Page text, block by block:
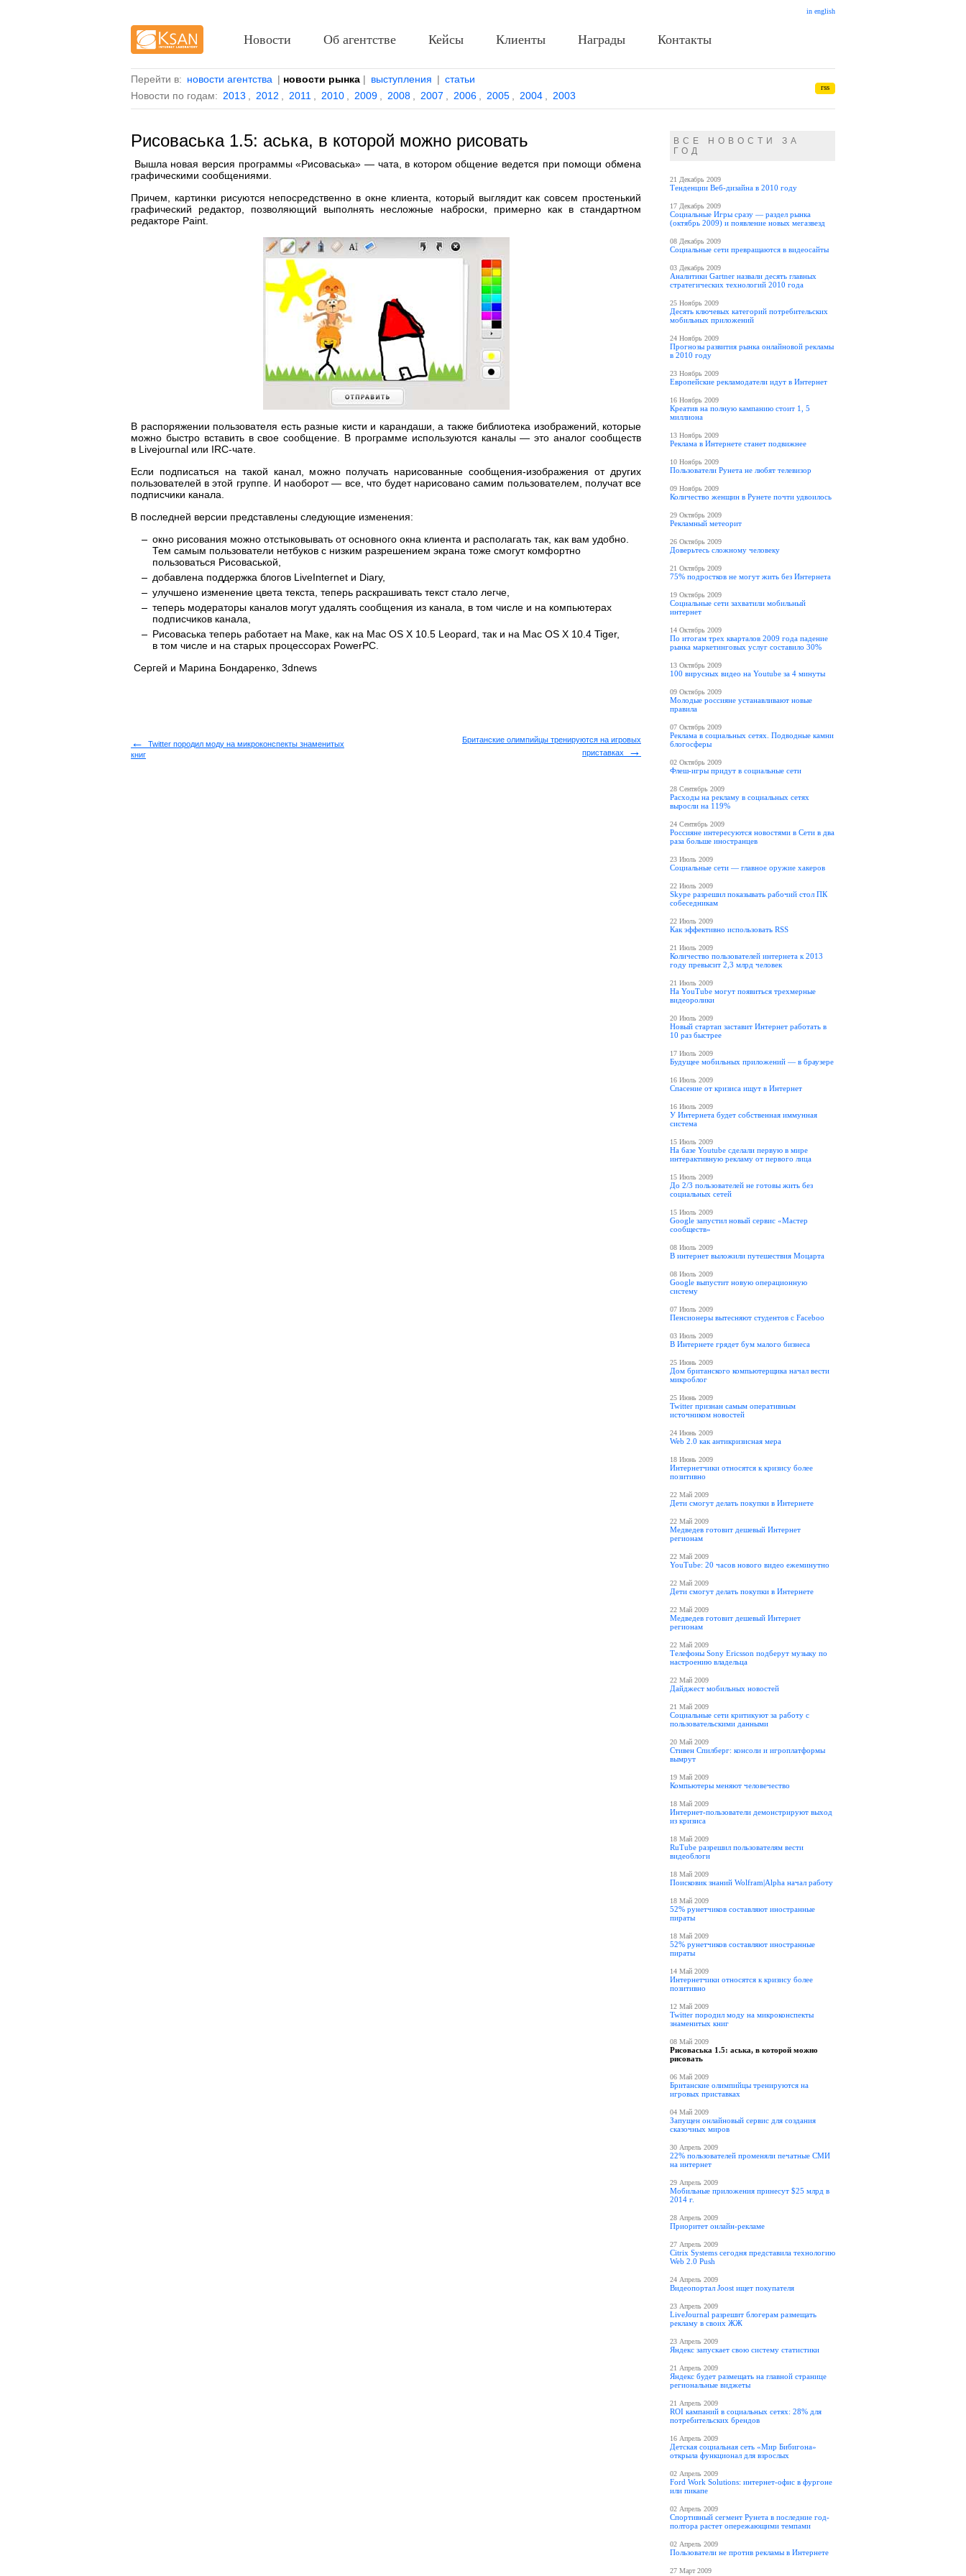
Перейти в: новости агентства | новости рынка | выступления | статьи
Новости по годам: 2013 2012 2011 2010 2009 2008 2007 2006 2005 2004 2003
rss
Рисоваська 1.5: аська, в которой можно рисовать
Вышла новая версия программы «Рисоваська» — чата, в котором общение ведется при помощи обмена
графическими сообщениями.
Причем, картинки рисуются непосредственно в окне клиента, который выглядит как совсем простенький
графический редактор, позволяющий выполнять несложные наброски, примерно как в стандартном
редакторе Paint.
В распоряжении пользователя есть разные кисти и карандаши, а также библиотека изображений, которые
можно быстро вставить в свое сообщение. В программе используются каналы — это аналог сообществ
в Livejournal или IRC-чате.
Если подписаться на такой канал, можно получать нарисованные сообщения-изображения от других
пользователей в этой группе. И наоборот — все, что будет нарисовано самим пользователем, получат все
подписчики канала.
В последней версии представлены следующие изменения:
окно рисования можно отстыковывать от основного окна клиента и располагать так, как вам удобно.
Тем самым пользователи нетбуков с низким разрешением экрана тоже смогут комфортно
пользоваться Рисоваськой,
добавлена поддержка блогов LiveInternet и Diary,
улучшено изменение цвета текста, теперь раскрашивать текст стало легче,
теперь модераторы каналов могут удалять сообщения из канала, в том числе и на компьютерах
подписчиков канала,
Рисоваська теперь работает на Маке, как на Mac OS X 10.5 Leopard, так и на Mac OS X 10.4 Tiger,
в том числе и на старых процессорах PowerPC.
Сергей и Марина Бондаренко, 3dnews
←
Twitter породил моду на микроконспекты знаменитых
книг
Британские олимпийцы тренируются на игровых
приставках
→
ВСЕ НОВОСТИ ЗА
ГОД
21 Декабрь 2009
Тенденции Веб-дизайна в 2010 году
17 Декабрь 2009
Социальные Игры сразу — раздел рынка
(октябрь 2009) и появление новых мегазвезд
08 Декабрь 2009
Социальные сети превращаются в видеосайты
03 Декабрь 2009
Аналитики Gartner назвали десять главных
стратегических технологий 2010 года
25 Ноябрь 2009
Десять ключевых категорий потребительских
мобильных приложений
24 Ноябрь 2009
Прогнозы развития рынка онлайновой рекламы
в 2010 году
23 Ноябрь 2009
Европейские рекламодатели идут в Интернет
16 Ноябрь 2009
Креатив на полную кампанию стоит 1, 5
миллиона
13 Ноябрь 2009
Реклама в Интернете станет подвижнее
10 Ноябрь 2009
Пользователи Рунета не любят телевизор
09 Ноябрь 2009
Количество женщин в Рунете почти удвоилось
29 Октябрь 2009
Рекламный метеорит
26 Октябрь 2009
Доверьтесь сложному человеку
21 Октябрь 2009
75% подростков не могут жить без Интернета
19 Октябрь 2009
Социальные сети захватили мобильный
интернет
14 Октябрь 2009
По итогам трех кварталов 2009 года падение
рынка маркетинговых услуг составило 30%
13 Октябрь 2009
100 вирусных видео на Youtube за 4 минуты
09 Октябрь 2009
Молодые россияне устанавливают новые
правила
07 Октябрь 2009
Реклама в социальных сетях. Подводные камни
блогосферы
02 Октябрь 2009
Флеш-игры придут в социальные сети
28 Сентябрь 2009
Расходы на рекламу в социальных сетях
выросли на 119%
24 Сентябрь 2009
Россияне интересуются новостями в Сети в два
раза больше иностранцев
23 Июль 2009
Социальные сети — главное оружие хакеров
22 Июль 2009
Skype разрешил показывать рабочий стол ПК
собеседникам
22 Июль 2009
Как эффективно использовать RSS
21 Июль 2009
Количество пользователей интернета к 2013
году превысит 2,3 млрд человек
21 Июль 2009
На YouTube могут появиться трехмерные
видеоролики
20 Июль 2009
Новый стартап заставит Интернет работать в
10 раз быстрее
17 Июль 2009
Будущее мобильных приложений — в браузере
16 Июль 2009
Спасение от кризиса ищут в Интернет
16 Июль 2009
У Интернета будет собственная иммунная
система
15 Июль 2009
На базе Youtube сделали первую в мире
интерактивную рекламу от первого лица
15 Июль 2009
До 2/3 пользователей не готовы жить без
социальных сетей
15 Июль 2009
Google запустил новый сервис «Мастер
сообществ»
08 Июль 2009
В интернет выложили путешествия Моцарта
08 Июль 2009
Google выпустит новую операционную
систему
07 Июль 2009
Пенсионеры вытесняют студентов с Faceboo
03 Июль 2009
В Интернете грядет бум малого бизнеса
25 Июнь 2009
Дом британского компьютерщика начал вести
микроблог
25 Июнь 2009
Twitter признан самым оперативным
источником новостей
24 Июнь 2009
Web 2.0 как антикризисная мера
18 Июнь 2009
Интернетчики относятся к кризису более
позитивно
22 Май 2009
Дети смогут делать покупки в Интернете
22 Май 2009
Медведев готовит дешевый Интернет
регионам
22 Май 2009
YouTube: 20 часов нового видео ежеминутно
22 Май 2009
Дети смогут делать покупки в Интернете
22 Май 2009
Медведев готовит дешевый Интернет
регионам
22 Май 2009
Телефоны Sony Ericsson подберут музыку по
настроению владельца
22 Май 2009
Дайджест мобильных новостей
21 Май 2009
Социальные сети критикуют за работу с
пользовательскими данными
20 Май 2009
Стивен Спилберг: консоли и игроплатформы
вымрут
19 Май 2009
Компьютеры меняют человечество
18 Май 2009
Интернет-пользователи демонстрируют выход
из кризиса
18 Май 2009
RuTube разрешил пользователям вести
видеоблоги
18 Май 2009
Поисковик знаний Wolfram|Alpha начал работу
18 Май 2009
52% рунетчиков составляют иностранные
пираты
18 Май 2009
52% рунетчиков составляют иностранные
пираты
14 Май 2009
Интернетчики относятся к кризису более
позитивно
12 Май 2009
Twitter породил моду на микроконспекты
знаменитых книг
08 Май 2009
Рисоваська 1.5: аська, в которой можно
рисовать
06 Май 2009
Британские олимпийцы тренируются на
игровых приставках
04 Май 2009
Запущен онлайновый сервис для создания
сказочных миров
30 Апрель 2009
22% пользователей променяли печатные СМИ
на интернет
29 Апрель 2009
Мобильные приложения принесут $25 млрд в
2014 г.
28 Апрель 2009
Приоритет онлайн-рекламе
27 Апрель 2009
Citrix Systems сегодня представила технологию
Web 2.0 Push
24 Апрель 2009
Видеопортал Joost ищет покупателя
23 Апрель 2009
LiveJournal разрешит блогерам размещать
рекламу в своих ЖЖ
23 Апрель 2009
Яндекс запускает свою систему статистики
21 Апрель 2009
Яндекс будет размещать на главной странице
региональные виджеты
21 Апрель 2009
ROI кампаний в социальных сетях: 28% для
потребительских брендов
16 Апрель 2009
Детская социальная сеть «Мир Бибигона»
открыла функционал для взрослых
02 Апрель 2009
Ford Work Solutions: интернет-офис в фургоне
или пикапе
02 Апрель 2009
Спортивный сегмент Рунета в последние год-
полтора растет опережающими темпами
02 Апрель 2009
Пользователи не против рекламы в Интернете
27 Март 2009
in english
Новости Об агентстве Кейсы Клиенты Награды Контакты